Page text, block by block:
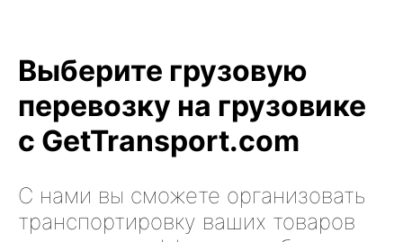
Выберите грузовую
перевозку на грузовике
с GetTransport.com
С нами вы сможете организовать
транспортировку ваших товаров